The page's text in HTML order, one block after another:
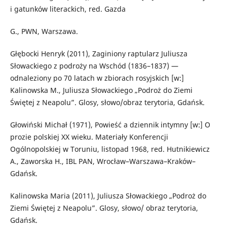
i gatunków literackich, red. Gazda
G., PWN, Warszawa.
Głębocki Henryk (2011), Zaginiony raptularz Juliusza
Słowackiego z podroży na Wschód (1836–1837) —
odnaleziony po 70 latach w zbiorach rosyjskich [w:]
Kalinowska M., Juliusza Słowackiego „Podroż do Ziemi
Świętej z Neapolu”. Glosy, słowo/obraz terytoria, Gdańsk.
Głowiński Michał (1971), Powieść a dziennik intymny [w:] O
prozie polskiej XX wieku. Materiały Konferencji
Ogólnopolskiej w Toruniu, listopad 1968, red. Hutnikiewicz
A., Zaworska H., IBL PAN, Wrocław–Warszawa–Kraków–
Gdańsk.
Kalinowska Maria (2011), Juliusza Słowackiego „Podroż do
Ziemi Świętej z Neapolu”. Glosy, słowo/ obraz terytoria,
Gdańsk.